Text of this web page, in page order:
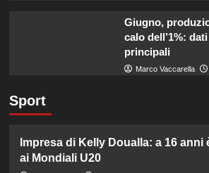
Giugno,
calo dell’1%:
principali
Marco Vaccarella
Sport
Impresa di Kelly Doualla: a 16 anni
ai Mondiali U20